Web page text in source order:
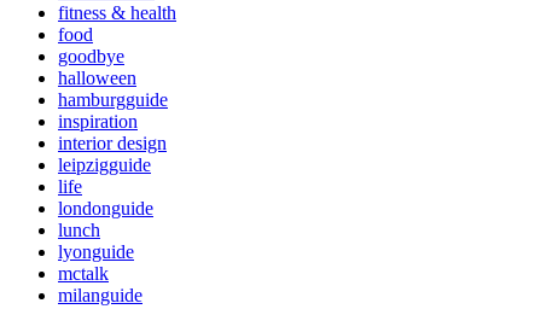
fitness & health
food
goodbye
halloween
hamburgguide
inspiration
interior design
leipzigguide
life
londonguide
lunch
lyonguide
mctalk
milanguide